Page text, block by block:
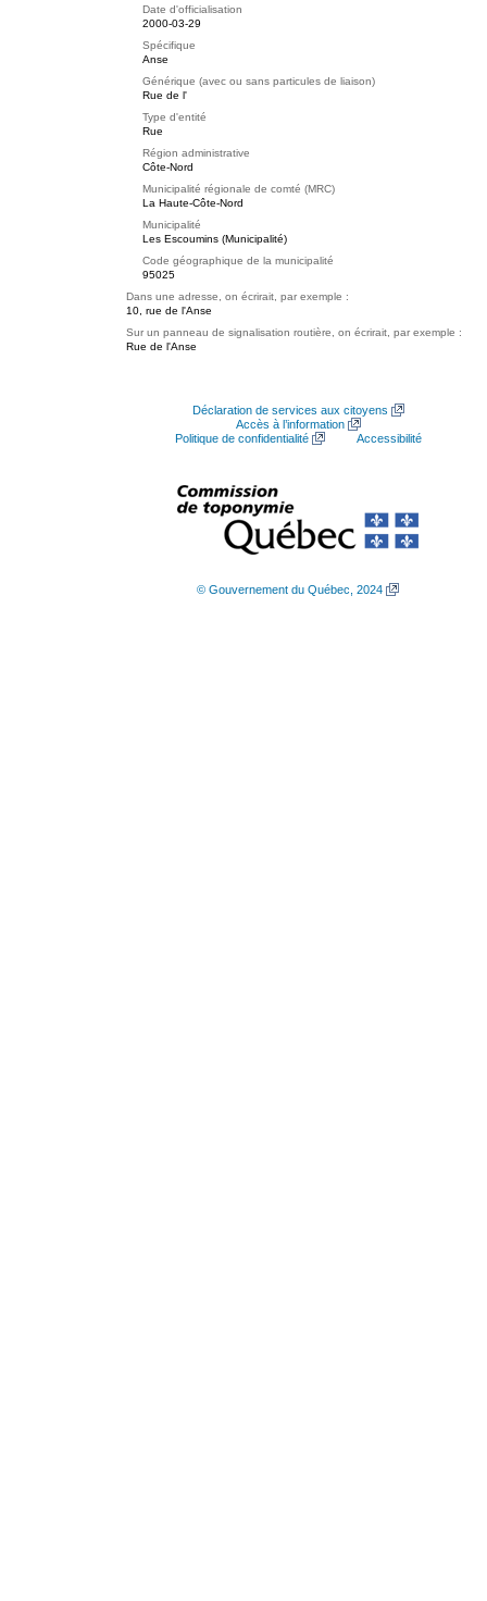
Date d'officialisation
2000-03-29
Spécifique
Anse
Générique (avec ou sans particules de liaison)
Rue de l'
Type d'entité
Rue
Région administrative
Côte-Nord
Municipalité régionale de comté (MRC)
La Haute-Côte-Nord
Municipalité
Les Escoumins (Municipalité)
Code géographique de la municipalité
95025
Dans une adresse, on écrirait, par exemple :
10, rue de l'Anse
Sur un panneau de signalisation routière, on écrirait, par exemple :
Rue de l'Anse
Déclaration de services aux citoyens
Accès à l’information
Politique de confidentialité
Accessibilité
© Gouvernement du Québec, 2024